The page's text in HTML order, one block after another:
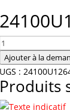
quantité
de
24100U1264S18
PACKING
Ajouter à la
UGS :
Produits